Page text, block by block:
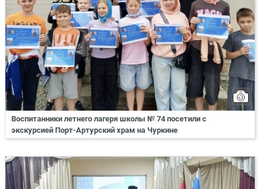
Воспитанники летнего лагеря школы № 74 посетили с
экскурсией Порт-Артурский храм на Чуркине